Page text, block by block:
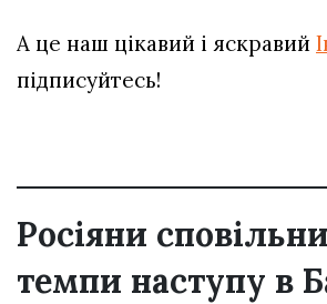
А це наш цікавий і яскравий
підписуйтесь!
Росіяни
темпи наступу в